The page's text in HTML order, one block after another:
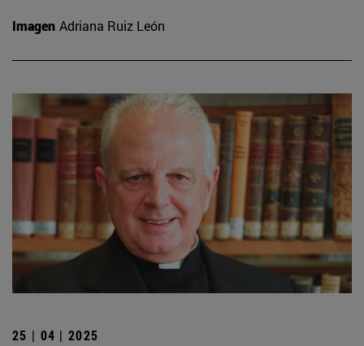
Imagen Adriana Ruiz León
25 | 04 | 2025